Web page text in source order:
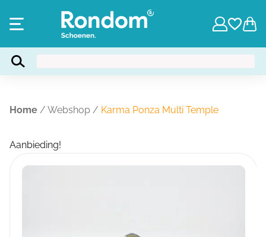
Home / Webshop / Karma Ponza Multi Temple
Aanbieding!